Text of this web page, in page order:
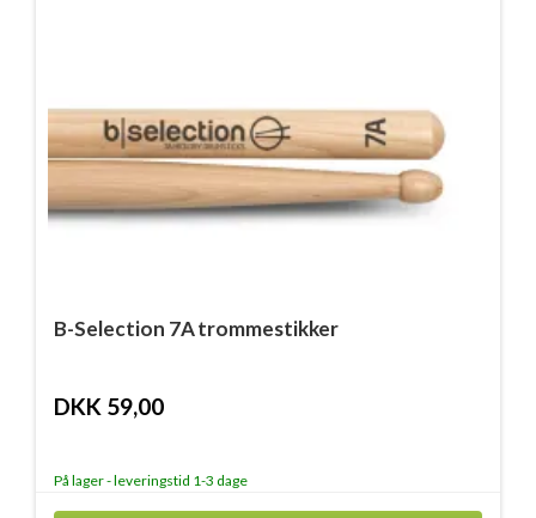
B-Selection 7A trommestikker
DKK 59,00
På lager - leveringstid 1-3 dage